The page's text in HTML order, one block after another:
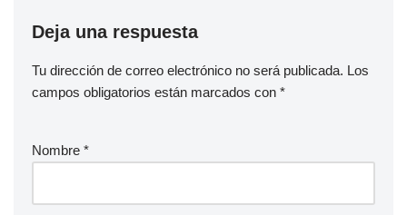
Deja una respuesta
Tu dirección de correo electrónico no será publicada. Los
campos obligatorios están marcados con *
Nombre *